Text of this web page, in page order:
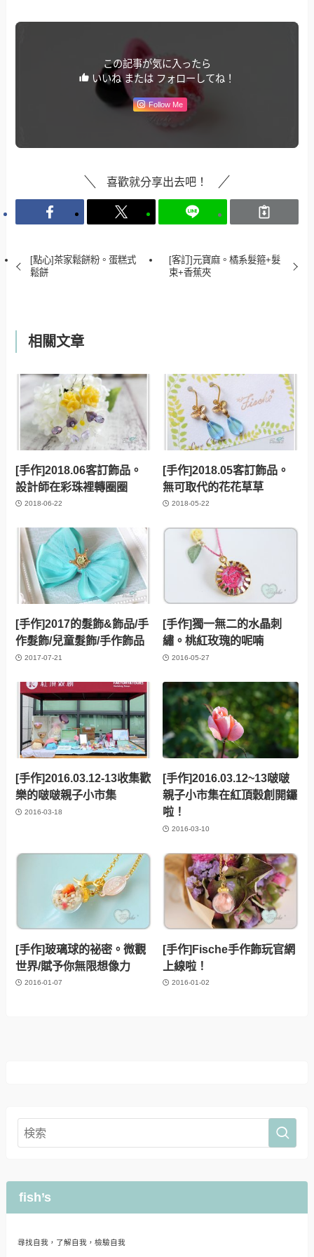
この記事が気に入ったら
いいね または フォローしてね！
Follow Me
喜歡就分享出去吧！
[點心]茶家鬆餅粉。蛋糕式
鬆餅
[客訂]元寶麻。橘系髮箍+髮
束+香蕉夾
相關文章
[手作]2018.06客訂飾品。
設計師在彩珠裡轉圈圈
2018-06-22
[手作]2018.05客訂飾品。
無可取代的花花草草
2018-05-22
[手作]2017的髮飾&飾品/手
作髮飾/兒童髮飾/手作飾品
2017-07-21
[手作]獨一無二的水晶刺
繡。桃紅玫瑰的呢喃
2016-05-27
[手作]2016.03.12-13收集歡
樂的啵啵親子小市集
2016-03-18
[手作]2016.03.12~13啵啵
親子小市集在紅頂穀創開鑼
啦！
2016-03-10
[手作]玻璃球的祕密。微觀
世界/賦予你無限想像力
2016-01-07
[手作]Fische手作飾玩官網
上線啦！
2016-01-02
fish’s
尋找自我，了解自我，檢驗自我